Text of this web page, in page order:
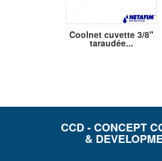
Coolnet cuvette 3/8"
taraudée...
CCD - CONCEPT
&